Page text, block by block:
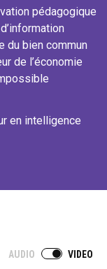
pédagogique
du bien commun
de l’économie
en intelligence
AUDIO VIDEO